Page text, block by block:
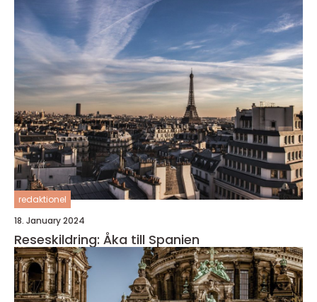
redaktionel
18. January 2024
Reseskildring: Åka till Spanien